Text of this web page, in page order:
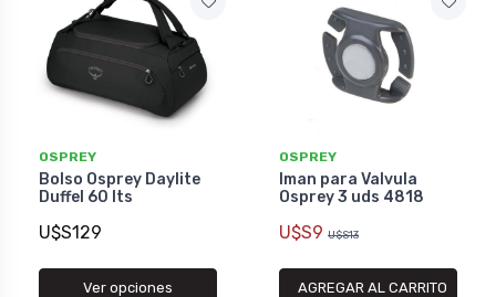
OSPREY
Bolso Osprey Daylite
Duffel 60 lts
U$S129
Ver opciones
OSPREY
Iman para Valvula
Osprey 3 uds 4818
U$S9 U$S13
AGREGAR AL CARRITO